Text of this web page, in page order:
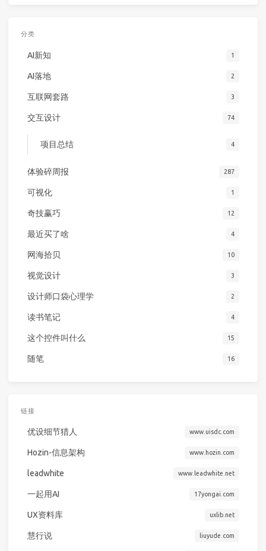
分类
AI新知 1
AI落地 2
互联网套路 3
交互设计 74
项目总结 4
体验碎周报 287
可视化 1
奇技赢巧 12
最近买了啥 4
网海拾贝 10
视觉设计 3
设计师口袋心理学 2
读书笔记 4
这个控件叫什么 15
随笔 16
链接
优设细节猎人 www.uisdc.com
Hozin-信息架构 www.hozin.com
leadwhite www.leadwhite.net
一起用AI 17yongai.com
UX资料库 uxlib.net
慧行说 liuyude.com